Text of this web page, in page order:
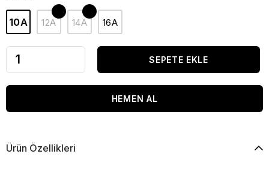
10A 12A 14A 16A
Ürün Özellikleri